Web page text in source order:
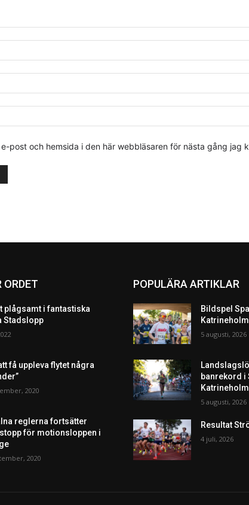
post och hemsida i den här webbläsaren för nästa gång jag
ORDET
plågsamt i fantastiska
Stadslopp
få uppleva flytet några
2020
reglerna fortsätter
för motionsloppen i
2020
POPULÄRA ARTIKLAR
Bildspel
5 augusti, 2026
banrekord i
Katrineholm
5 augusti, 2026
Resultat
4 juli, 2026